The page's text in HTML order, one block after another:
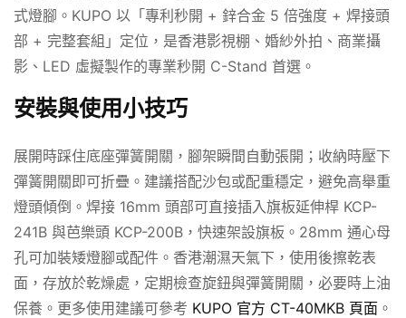
式燈腳。KUPO 以「專利秒開 + 鋅合金 5 倍強度 + 焊接頭
部 + 完整套組」定位，是香港影視棚、婚紗外拍、商業攝
影、LED 虛擬製作的專業秒開 C-Stand 首選。
安裝與使用小技巧
展開時踩住底座彈簧開關，腳架瞬間自動張開；收納時壓下
彈簧開關即可折疊。建議搭配沙包或配重穩定，避免高舉重
燈頭傾倒。焊接 16mm 頭部可直接插入旗板延伸桿 KCP-
241B 與芭樂頭 KCP-200B，快速架設旗板。28mm 通心母
孔可加裝矮燈腳或配件。香港潮濕天氣下，使用後擦乾表
面，存放於乾燥處，定期檢查旋鈕與彈簧開關，必要時上油
保養。更多使用建議可參考 KUPO 官方 CT-40MKB 頁面 。